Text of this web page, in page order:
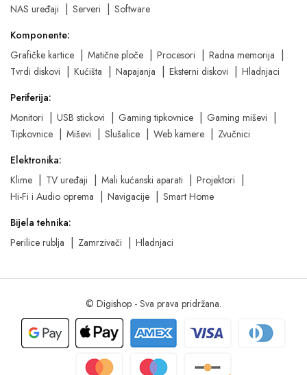
NAS uređaji
Serveri
Software
Komponente:
Grafičke kartice
Matične ploče Procesori
Radna memorija
Tvrdi diskovi
Kućišta Napajanja Eksterni diskovi
Hladnjaci
Periferija:
Monitori
USB stickovi Gaming tipkovnice
Gaming miševi
Tipkovnice
Miševi Slušalice Web kamere
Zvučnici
Elektronika:
Klime
TV uređaji Mali kućanski aparati
Projektori
Hi-Fi i Audio oprema
Navigacije
Smart Home
Bijela tehnika:
Perilice rublja
Zamrzivači Hladnjaci
© Digishop - Sva prava pridržana.